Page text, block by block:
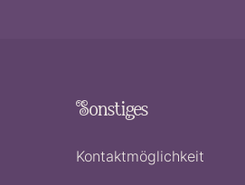
Sonstiges
Kontaktmöglichkeit